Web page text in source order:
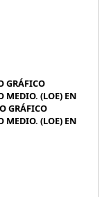
GRÁFICO
MEDIO. (LOE) EN
GRÁFICO
MEDIO. (LOE) EN